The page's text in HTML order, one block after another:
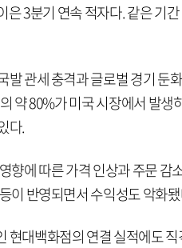
은 3분기 연속 적자다. 같은 기
발 관세 충격과 글로벌 경기 둔
약 80%가 미국 시장에서 발
다.
향에 따른 가격 인상과 주문 감
이 반영되면서 수익성도 악화
현대백화점의 연결 실적에도